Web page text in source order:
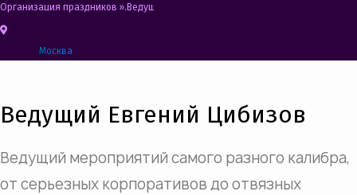
Организация праздников » Ведущий на мероприятие, свадьбу, юбилей,
Москва
Ведущий Евгений Цибизов
Ведущий мероприятий самого разного калибра,
от серьезных корпоративов до отвязных